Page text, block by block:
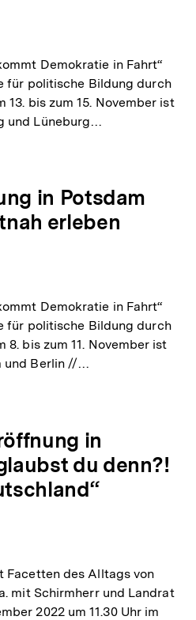
Demokratie in Fahrt“
für politische Bildung durch
13. bis zum 15. November ist
und Lüneburg…
in Potsdam
erleben
Demokratie in Fahrt“
für politische Bildung durch
8. bis zum 11. November ist
und Berlin //…
in
du denn?!
Facetten des Alltags von
mit Schirmherr und Landrat
2022 um 11.30 Uhr im